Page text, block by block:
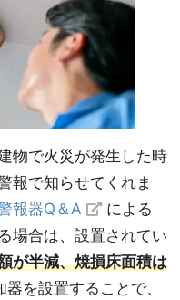
物で火災が発生した時
報で知らせてくれま
報器Q＆A
による
場合は、設置されてい
が半減、焼損床面積は
を設置することで、